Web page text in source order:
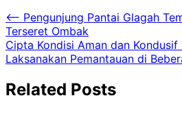
Navigasi
pos
⟵ Pengunjung Pantai Glagah
Terseret Ombak
Cipta Kondisi Aman dan Kondusif
Laksanakan Pemantauan di
Related Posts